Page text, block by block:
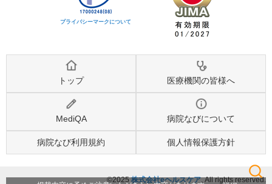
プライバシーマークについて
トップ 医療機関の皆様へ
MediQA 病院なびについて
病院なび利用規約 個人情報保護方針
©2025 株式会社eヘルスケア, All rights reserved.